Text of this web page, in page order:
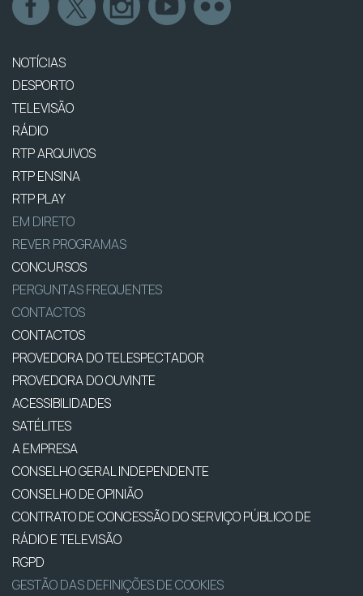
NOTÍCIAS
DESPORTO
TELEVISÃO
RÁDIO
RTP ARQUIVOS
RTP ENSINA
RTP PLAY
EM DIRETO
REVER PROGRAMAS
CONCURSOS
PERGUNTAS FREQUENTES
CONTACTOS
CONTACTOS
PROVEDORA DO TELESPECTADOR
PROVEDORA DO OUVINTE
ACESSIBILIDADES
SATÉLITES
A EMPRESA
CONSELHO GERAL INDEPENDENTE
CONSELHO DE OPINIÃO
CONTRATO DE CONCESSÃO DO SERVIÇO PÚBLICO DE
RÁDIO E TELEVISÃO
RGPD
GESTÃO DAS DEFINIÇÕES DE COOKIES